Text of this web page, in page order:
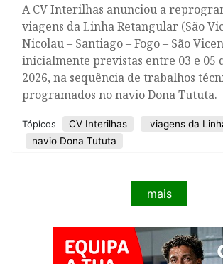
A CV Interilhas anunciou a
viagens da Linha Retangular (São
Nicolau – Santiago – Fogo – São
inicialmente previstas entre 03 e 05
2026, na sequência de trabalhos
programados no navio Dona Tututa.
Tópicos ​CV Interilhas
viagens da
navio Dona Tututa
mais